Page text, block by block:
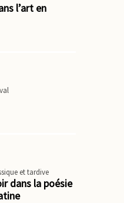
l’art en
et tardive
dans la poésie